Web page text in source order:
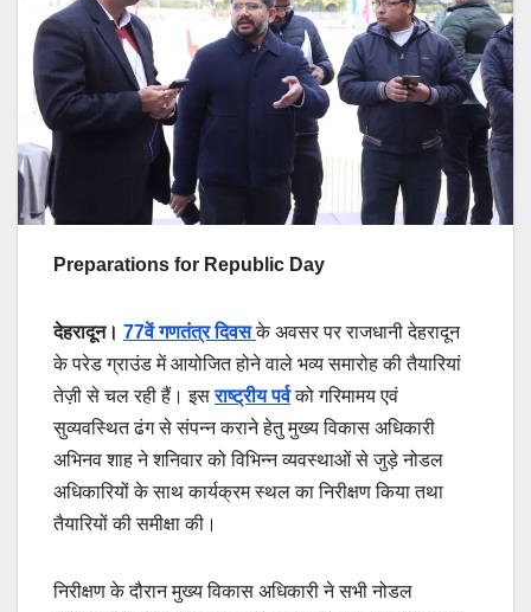
Preparations for Republic Day
देहरादून। 77वें गणतंत्र दिवसके अवसर पर राजधानी देहरादून
के परेड ग्राउंड में आयोजित होने वाले भव्य समारोह की तैयारियां
तेज़ी से चल रही हैं। इसराष्ट्रीय पर्वको गरिमामय एवं
सुव्यवस्थित ढंग से संपन्न कराने हेतु मुख्य विकास अधिकारी
अभिनव शाह ने शनिवार को विभिन्न व्यवस्थाओं से जुड़े नोडल
अधिकारियों के साथ कार्यक्रम स्थल का निरीक्षण किया तथा
तैयारियों की समीक्षा की।
निरीक्षण के दौरान मुख्य विकास अधिकारी ने सभी नोडल